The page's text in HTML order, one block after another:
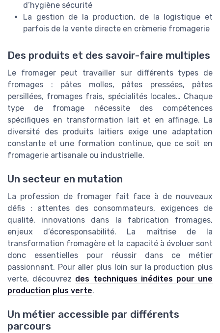
d’hygiène sécurité
La gestion de la production, de la logistique et
parfois de la vente directe en crèmerie fromagerie
Des produits et des savoir-faire multiples
Le fromager peut travailler sur différents types de
fromages : pâtes molles, pâtes pressées, pâtes
persillées, fromages frais, spécialités locales… Chaque
type de fromage nécessite des compétences
spécifiques en transformation lait et en affinage. La
diversité des produits laitiers exige une adaptation
constante et une formation continue, que ce soit en
fromagerie artisanale ou industrielle.
Un secteur en mutation
La profession de fromager fait face à de nouveaux
défis : attentes des consommateurs, exigences de
qualité, innovations dans la fabrication fromages,
enjeux d’écoresponsabilité. La maîtrise de la
transformation fromagère et la capacité à évoluer sont
donc essentielles pour réussir dans ce métier
passionnant. Pour aller plus loin sur la production plus
verte, découvrez des techniques inédites pour une
production plus verte.
Un métier accessible par différents
parcours